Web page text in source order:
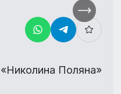
Поляна»